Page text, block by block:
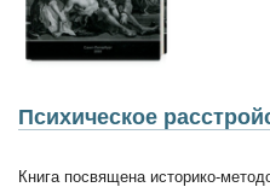
Психическое
Книга посвящена историко-